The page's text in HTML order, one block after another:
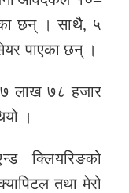
छन् । साथै, ५
पाएका छन् ।
७ लाख ७८ हजार
।
क्लियरिङको
तथा मेरो